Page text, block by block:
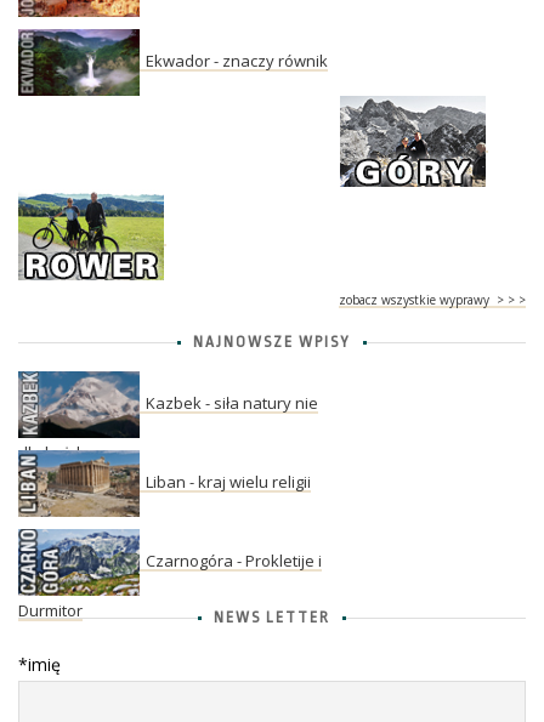
Ekwador - znaczy równik
zobacz wszystkie wyprawy > > >
NAJNOWSZE WPISY
Kazbek - siła natury nie
dla każdego
Liban - kraj wielu religii
Czarnogóra - Prokletije i
Durmitor NEWS LETTER
*imię